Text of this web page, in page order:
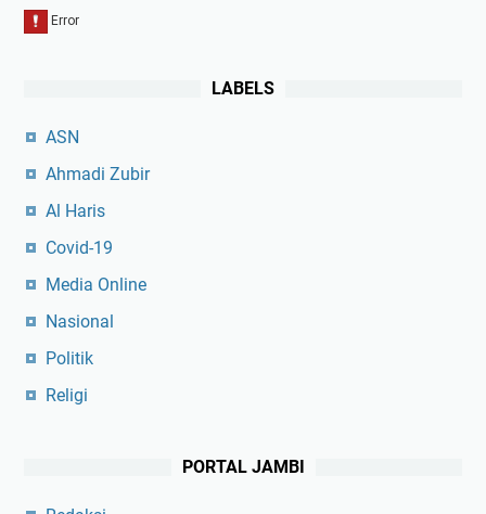
LABELS
ASN
Ahmadi Zubir
Al Haris
Covid-19
Media Online
Nasional
Politik
Religi
PORTAL JAMBI